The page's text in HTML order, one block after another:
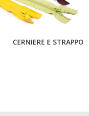
CERNIERE E STRAPPO